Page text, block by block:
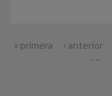
Páginas
« primera ‹ anterior
19